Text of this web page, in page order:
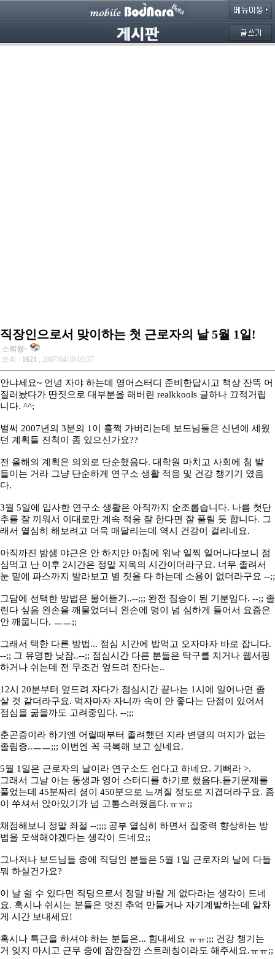
직장인으로서 맞이하는 첫 근로자의 날 5월 1일!
소희짱~
조회 : 1621 , 2007/04/30 01:37
안냐세요~ 언넝 자야 하는데 영어스터디 준비한답시고 책상 잔뜩 어
질러놨다가 딴짓으로 대부분을 해버린 realkkools 글하나 끄적거립
니다. ^^;
벌써 2007년의 3분의 1이 훌쩍 가버리는데 보드님들은 신년에 세웠
던 계획들 진척이 좀 있으신가요??
전 올해의 계획은 의외로 단순했음다. 대학원 마치고 사회에 첨 발
들이는 거라 그냥 단순하게 연구소 생활 적응 및 건강 챙기기 였음
다.
3월 5일에 입사한 연구소 생활은 아직까지 순조롭습니다. 나름 첫단
추를 잘 끼워서 이대로만 계속 적응 잘 한다면 잘 풀릴 듯 합니다. 그
래서 열심히 해보려고 더욱 매달리는데 역시 건강이 걸리네요.
아직까진 밤샘 야근은 안 하지만 아침에 워낙 일찍 일어나다보니 점
심먹고 난 이후 2시간은 정말 지옥의 시간이더라구요. 너무 졸려서
눈 밑에 파스까지 발라보고 별 짓을 다 하는데 소용이 없더라구요 --;;
그담에 선택한 방법은 물어뜯기..--;;; 완전 짐승이 된 기분임다. --;; 졸
린다 싶음 왼손을 깨물었더니 왼손에 멍이 넘 심하게 들어서 요즘은
안 깨뭅니다. ㅡㅡ;;
그래서 택한 다른 방법... 점심 시간에 밥먹고 오자마자 바로 잡니다.
--;; 그 유명한 낮잠..--;; 점심시간 다른 분들은 탁구를 치거나 웹서핑
하거나 쉬는데 전 무조건 엎드려 잔다는..
12시 20분부터 엎드려 자다가 점심시간 끝나는 1시에 일어나면 좀
살 것 같더라구요. 먹자마자 자니까 속이 안 좋다는 단점이 있어서
점심을 굶을까도 고려중임다. --;;;
춘곤증이라 하기엔 어릴때부터 졸려했던 지라 변명의 여지가 없는
졸림증..ㅡㅡ;;; 이번엔 꼭 극복해 보고 싶네요.
5월 1일은 근로자의 날이라 연구소도 쉰다고 하네요. 기뻐라 >.
그래서 그날 아는 동생과 영어 스터디를 하기로 했음다.듣기문제를
풀었는데 45분짜리 셤이 450분으로 느껴질 정도로 지겹더라구요. 좀
이 쑤셔서 앉아있기가 넘 고통스러웠음다.ㅠㅠ;;
채점해보니 정말 좌절 --;;;; 공부 열심히 하면서 집중력 향상하는 방
법을 모색해야겠다는 생각이 드네요;;
그나저나 보드님들 중에 직딩인 분들은 5월 1일 근로자의 날에 다들
뭐 하실건가요?
이 날 쉴 수 있다면 직딩으로서 정말 바랄 게 없다라는 생각이 드네
요. 혹시나 쉬시는 분들은 멋진 추억 만들거나 자기계발하는데 알차
게 시간 보내세요!
혹시나 특근을 하셔야 하는 분들은... 힘내세요 ㅠㅠ;;; 건강 챙기는
거 잊지 마시고 근무 중에 잠깐잠깐 스트레칭이라도 해주세요.ㅠㅠ;;